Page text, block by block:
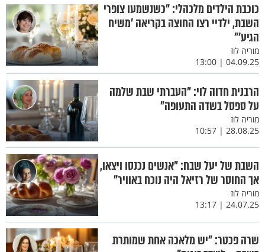
כוכבת הילדים מלכהלי: "כשנשמעו צופרי
השבת, ילדיי רצו החוצה בקריאה 'משיח
הגיע'"
מוריה לוז
04.09.25 | 13:00
הרבנית חדוה לוי: "העברתי שבת שלמה
על ספסל בשדה התעופה"
מוריה לוז
28.08.25 | 10:57
השבת של יעל שבח: "אנשים נכנסו ויצאו,
אך החוסר של רזיאל היה נוכח באוויר"
מוריה לוז
24.07.25 | 13:17
שרה פכטר: "יש מלאכה אחת שמותרת